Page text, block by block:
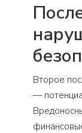
Второе
—